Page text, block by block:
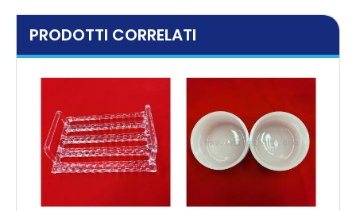
PRODOTTI CORRELATI